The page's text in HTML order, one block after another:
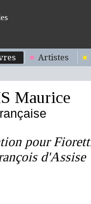
Artistes
Maurice
pour
d'Assise